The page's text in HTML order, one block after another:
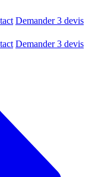
Demander 3 devis
Demander 3 devis